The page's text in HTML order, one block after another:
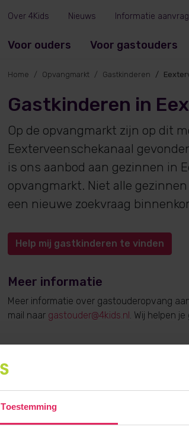
Toestemming
Voor ouders Voor gastouders
Over 4Kids Nieuws Informatie
Home Opvangmarkt Gastkinderen
Gastkinderen in
Op de opvangmarkt zijn op dit
Eexterveenschekanaal
is ons aanbod aan gezinnen in
opvangmarkt. Niet alle
een nieuwe zoekvraag
Help mij gastkinderen te vinden
Meer informatie
Meer informatie over gastouderopvang
mail naar gastouder@4kids.nl . Wij helpen